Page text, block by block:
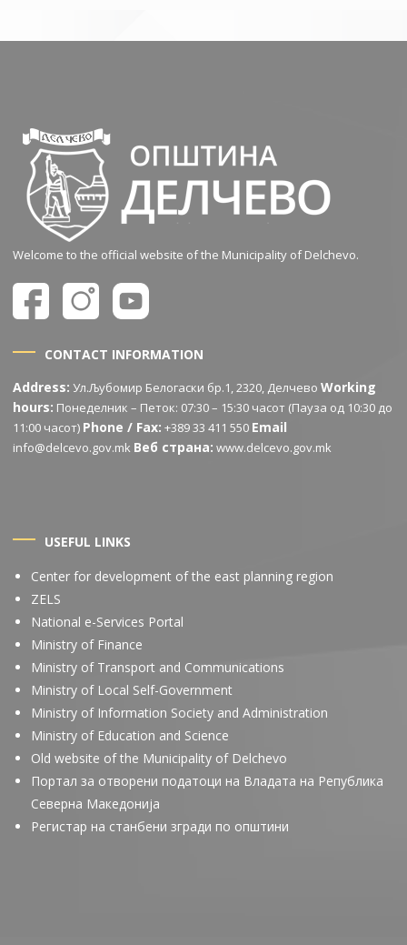
Welcome to the official website of the Municipality of Delchevo.
CONTACT INFORMATION
Address: Ул.Љубомир Белогаски бр.1, 2320, ДелчевоWorking
hours: Понеделник – Петок: 07:30 – 15:30 часот (Пауза од 10:30 до
11:00 часот) Phone / Fax: +389 33 411 550 Email
info@delcevo.gov.mk Веб страна: www.delcevo.gov.mk
USEFUL LINKS
Center for development of the east planning region
ZELS
National e-Services Portal
Ministry of Finance
Ministry of Transport and Communications
Ministry of Local Self-Government
Ministry of Information Society and Administration
Ministry of Education and Science
Old website of the Municipality of Delchevo
Портал за отворени податоци на Владата на Република
Северна Македонија
Регистар на станбени згради по општини